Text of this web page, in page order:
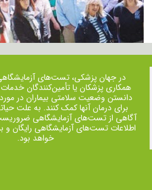
در جهان پزشکی، تست‌های
همکاری پزشکان یا تأمین‌کنندگان
دانستن وضعیت سلامتی بیماران در
برای درمان ‌آنها کمک کنند. به علت
آگاهی از تست‌های آزمایشگاهی
اطلاعات تست‌های آزمایشگاهی رایگان
خواهد بود.